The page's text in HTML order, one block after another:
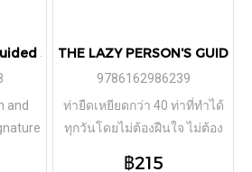
30 Breathing Practices to
and
THE LAZY PERSON'S GUIDE
9786162986239
ท่ายืดเหยียดกว่า 40 ท่าที่ทำได้
ทุกวันโดยไม่ต้องฝืนใจ ไม่ต้อง
฿215